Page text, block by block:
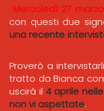
Mercoledì 27
con questi due
una recente
Proverò a
tratto da Bianca
uscirà il 4 aprile
non vi aspettate.